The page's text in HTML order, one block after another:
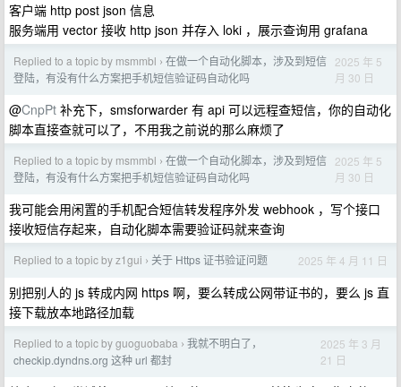
客户端 http post json 信息
服务端用 vector 接收 http json 并存入 loki ，展示查询用 grafana
Replied to a topic by msmmbl › 在做一个自动化脚本，涉及到短信
登陆，有没有什么方案把手机短信验证码自动化吗
2025 年 5
月 30 日
@CnpPt 补充下，smsforwarder 有 api 可以远程查短信，你的自动化
脚本直接查就可以了，不用我之前说的那么麻烦了
Replied to a topic by msmmbl › 在做一个自动化脚本，涉及到短信
登陆，有没有什么方案把手机短信验证码自动化吗
2025 年 5
月 30 日
我可能会用闲置的手机配合短信转发程序外发 webhook ，写个接口
接收短信存起来，自动化脚本需要验证码就来查询
Replied to a topic by z1gui › 关于 Https 证书验证问题 2025 年 4 月 11 日
别把别人的 js 转成内网 https 啊，要么转成公网带证书的，要么 js 直
接下载放本地路径加载
Replied to a topic by guoguobaba › 我就不明白了，
checkip.dyndns.org 这种 url 都封
2025 年 3 月
21 日